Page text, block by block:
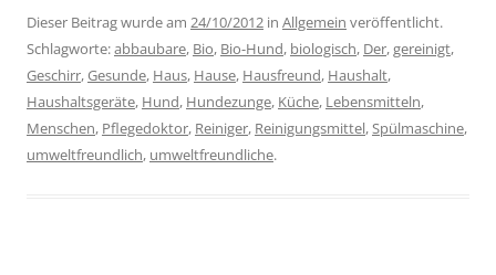
Dieser Beitrag wurde am 24/10/2012 in Allgemein veröffentlicht.
Schlagworte:abbaubare, Bio, Bio-Hund, biologisch, Der,gereinigt,
Geschirr,Gesunde, Haus, Hause, Hausfreund, Haushalt,
Haushaltsgeräte, Hund, Hundezunge, Küche, Lebensmitteln,
Menschen, Pflegedoktor, Reiniger, Reinigungsmittel,Spülmaschine,
umweltfreundlich, umweltfreundliche.